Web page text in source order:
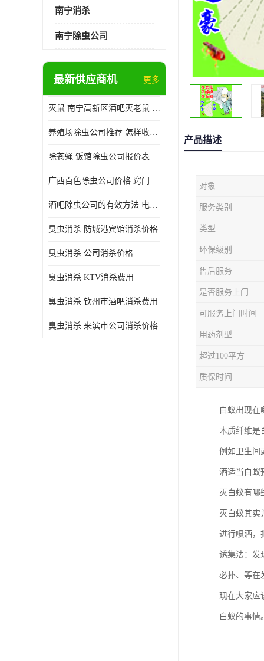
南宁消杀
南宁除虫公司
最新供应商机 更多
灭鼠 南宁高新区酒吧灭老鼠 诚信经营
养殖场除虫公司推荐 怎样收费 除苍蝇
除苍蝇 饭馆除虫公司报价表
广西百色除虫公司价格 窍门 除蟑螂
酒吧除虫公司的有效方法 电话 除螨虫
臭虫消杀 防城港宾馆消杀价格
臭虫消杀 公司消杀价格
臭虫消杀 KTV消杀费用
臭虫消杀 钦州市酒吧消杀费用
臭虫消杀 来滨市公司消杀价格
产品描述
对象
服务类别
类型
环保级别
售后服务
是否服务上门
可服务上门时间
用药剂型
超过100平方
质保时间
白蚁出现在
木质纤维是
例如卫生间
洒适当白蚁
灭白蚁有哪
灭白蚁其实
进行喷洒，
诱集法：发
必扑、等在
现在大家应
白蚁的事情。